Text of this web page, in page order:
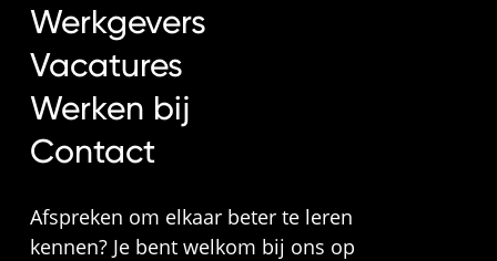
Werkgevers
Vacatures
Werken bij
Contact
Afspreken om elkaar beter te leren
kennen? Je bent welkom bij ons op